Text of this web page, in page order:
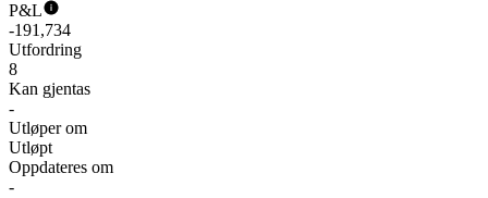
P&L
-191,734
Utfordring
8
Kan gjentas
-
Utløper om
Utløpt
Oppdateres om
-